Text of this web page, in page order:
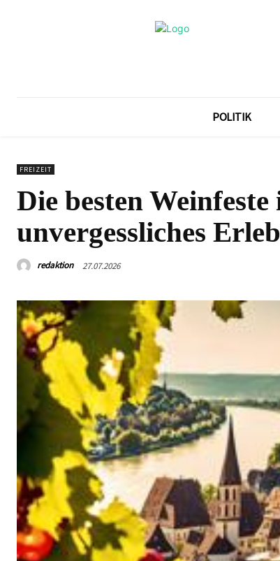
POLITIK
FREIZEIT
Die besten
unvergessliches
redaktion 27.07.2026